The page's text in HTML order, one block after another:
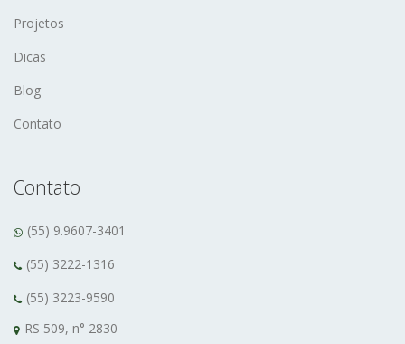
Projetos
Dicas
Blog
Contato
Contato
(55) 9.9607-3401
(55) 3222-1316
(55) 3223-9590
RS 509, n° 2830